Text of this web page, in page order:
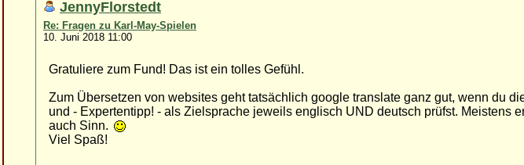
JennyFlorstedt
Re: Fragen zu Karl-May-Spielen
10. Juni 2018 11:00
Gratuliere zum Fund! Das ist ein tolles Gefühl.
Zum Übersetzen von websites geht tatsächlich google translate ganz gut, wenn du
und - Expertentipp! - als Zielsprache jeweils englisch UND deutsch prüfst. Meistens
auch Sinn.
Viel Spaß!